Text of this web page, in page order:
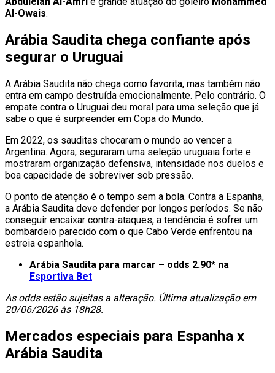
Al-Owais.
Arábia Saudita chega confiante após
segurar o Uruguai
A Arábia Saudita não chega como favorita, mas também não
entra em campo destruída emocionalmente. Pelo contrário. O
empate contra o Uruguai deu moral para uma seleção que já
sabe o que é surpreender em Copa do Mundo.
Em 2022, os sauditas chocaram o mundo ao vencer a
Argentina. Agora, seguraram uma seleção uruguaia forte e
mostraram organização defensiva, intensidade nos duelos e
boa capacidade de sobreviver sob pressão.
O ponto de atenção é o tempo sem a bola. Contra a Espanha,
a Arábia Saudita deve defender por longos períodos. Se não
conseguir encaixar contra-ataques, a tendência é sofrer um
bombardeio parecido com o que Cabo Verde enfrentou na
estreia espanhola.
Arábia Saudita para marcar – odds 2.90* na
Esportiva Bet
As odds estão sujeitas a alteração. Última atualização em
20/06/2026 às 18h28.
Mercados especiais para Espanha x
Arábia Saudita